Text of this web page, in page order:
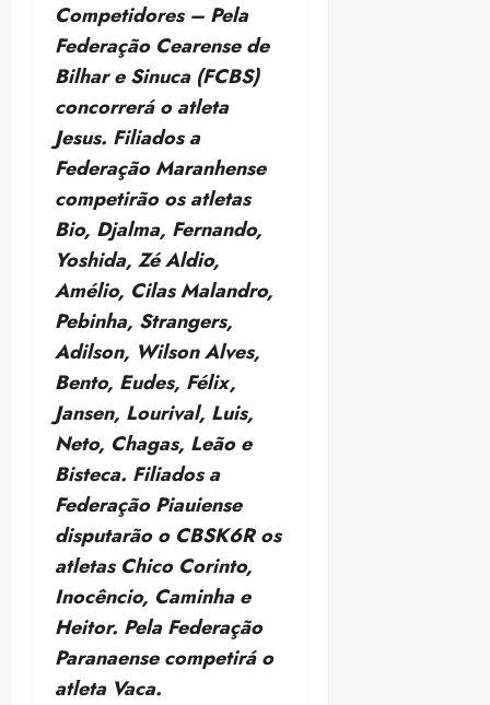
Competidores – Pela
Federação Cearense de
Bilhar e Sinuca (FCBS)
concorrerá o atleta
Jesus. Filiados a
Federação Maranhense
competirão os atletas
Bio, Djalma, Fernando,
Yoshida, Zé Aldio,
Amélio, Cilas Malandro,
Pebinha, Strangers,
Adilson, Wilson Alves,
Bento, Eudes, Félix,
Jansen, Lourival, Luis,
Neto, Chagas, Leão e
Bisteca. Filiados a
Federação Piauiense
disputarão o CBSK6R os
atletas Chico Corinto,
Inocêncio, Caminha e
Heitor. Pela Federação
Paranaense competirá o
atleta Vaca.